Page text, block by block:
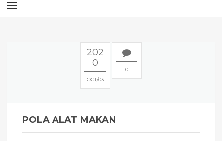
202
0
OCT 03
0
POLA ALAT MAKAN